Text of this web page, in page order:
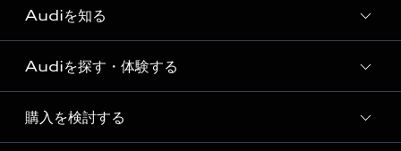
Audiを知る
Audi ブランド
Story of Progress
Audi Sport
Audiを探す・体験する
ディーラー検索
購入を検討する